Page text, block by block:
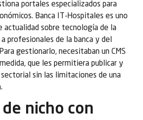
portales especializados para
Banca IT-Hospitales es uno
actualidad sobre tecnología de la
profesionales de la banca y del
gestionarlo, necesitaban un CMS
que les permitiera publicar y
sin las limitaciones de una
nicho con